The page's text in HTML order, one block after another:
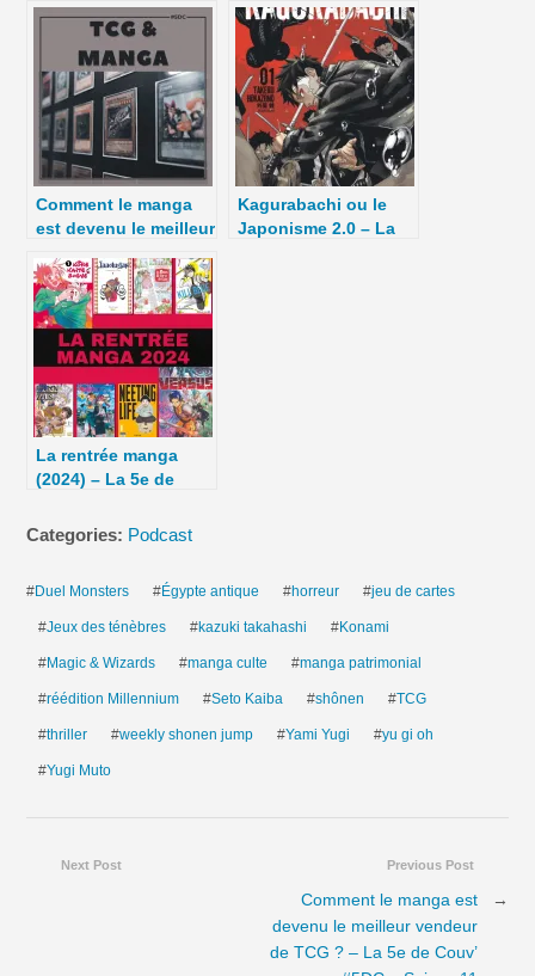
Comment le manga
est devenu le meilleur
La 5e de Couv’ –
#5DC – Saison 11
épisode 42
Kagurabachi ou le
Japonisme 2.0 – La
La rentrée manga
(2024) – La 5e de
Saison 10 épisode 2
Categories: Podcast
#Duel Monsters #Égypte antique #horreur #jeu de cartes
#Jeux des ténèbres #kazuki takahashi #Konami
#Magic & Wizards #manga culte #manga patrimonial
#réédition Millennium #Seto Kaiba #shônen #TCG
#thriller #weekly shonen jump #Yami Yugi #yu gi oh
#Yugi Muto
Previous Post
Comment le manga est
devenu le meilleur vendeur
de TCG ? – La 5e de Couv’
→
Next Post